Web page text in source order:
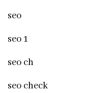
seo
seo 1
seo ch
seo check